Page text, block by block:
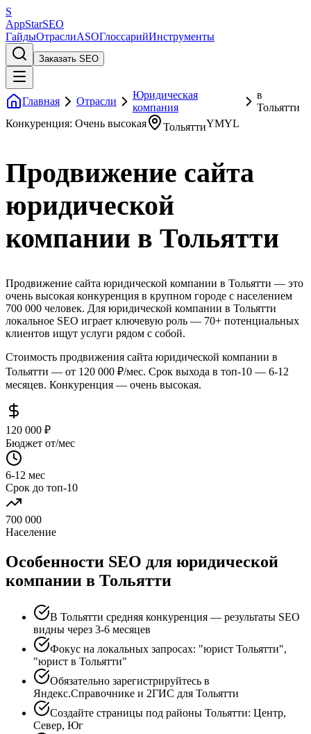
S
AppStarSEO
ГайдыОтраслиASOГлоссарийИнструменты
Заказать SEO
Главная Отрасли
Юридическая
компания
в
Тольятти
Конкуренция: Очень высокая
ТольяттиYMYL
Продвижение сайта
юридической
компании в Тольятти
Продвижение сайта юридической компании в Тольятти — это
очень высокая конкуренция в крупном городе с населением
700 000 человек. Для юридической компании в Тольятти
локальное SEO играет ключевую роль — 70+ потенциальных
клиентов ищут услуги рядом с собой.
Стоимость продвижения сайта юридической компании в
Тольятти — от 120 000 ₽/мес. Срок выхода в топ-10 — 6-12
месяцев. Конкуренция — очень высокая.
120 000 ₽
Бюджет от/мес
6-12 мес
Срок до топ-10
700 000
Население
Особенности SEO для юридической
компании в Тольятти
В Тольятти средняя конкуренция — результаты SEO
видны через 3-6 месяцев
Фокус на локальных запросах: "юрист Тольятти",
"юрист в Тольятти"
Обязательно зарегистрируйтесь в
Яндекс.Справочнике и 2ГИС для Тольятти
Создайте страницы под районы Тольятти: Центр,
Север, Юг